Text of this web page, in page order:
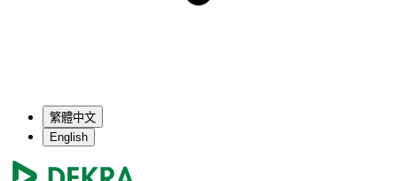
繁體中文
English